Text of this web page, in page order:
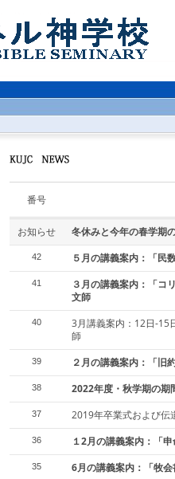
番号
お知らせ 冬休みと今年の春学期
42 ５月の講義案内：「民
41
３月の講義案内：「コ
文師
40
3月講義案内：12日-15
師
39 ２月の講義案内：「旧
38 2022年度・秋学期の期
37 2019年卒業式および伝
36 １2月の講義案内：「
35 6月の講義案内：「牧